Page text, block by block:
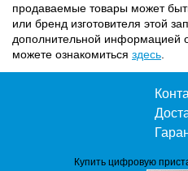
продаваемые товары может
или бренд изготовителя этой
дополнительной информацией
можете ознакомиться здесь
Купить цифровую